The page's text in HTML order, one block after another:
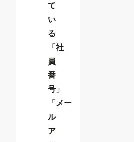
て
い
る
「社
員
番
号」
「メー
ル
ア